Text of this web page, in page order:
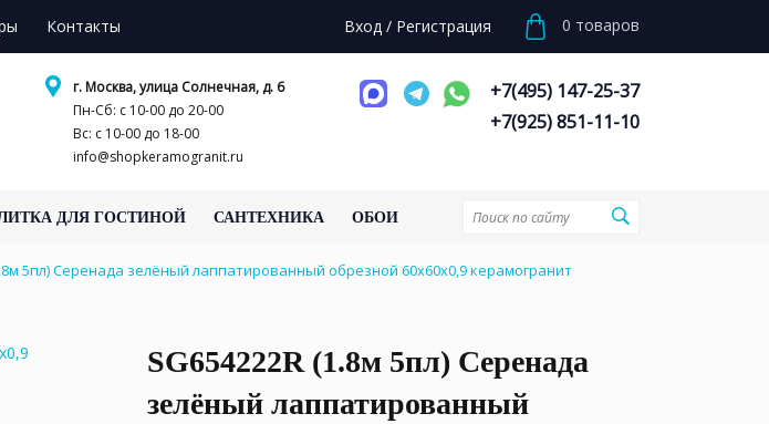
Контакты Вход / Регистрация 0 товаров
г. Москва, улица Солнечная, д. 6
Пн-Сб: с 10-00 до 20-00
Вс: с 10-00 до 18-00
info@shopkeramogranit.ru
+7(495) 147-25-37
+7(925) 851-11-10
ДЛЯ ГОСТИНОЙ САНТЕХНИКА ОБОИ
5пл) Серенада зелёный лаппатированный обрезной 60x60x0,9 керамогранит
SG654222R (1.8м 5пл) Серенада
зелёный лаппатированный